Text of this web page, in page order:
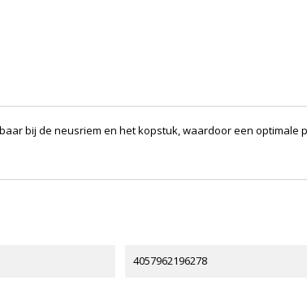
bij de neusriem en het kopstuk, waardoor een optimale
4057962196278